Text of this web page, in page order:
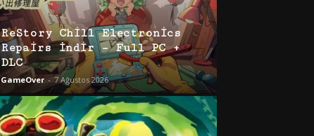
ReStory Chill Electronics
Repairs İndir – Full PC +
DLC
GameOver - 7 Ağustos 2026